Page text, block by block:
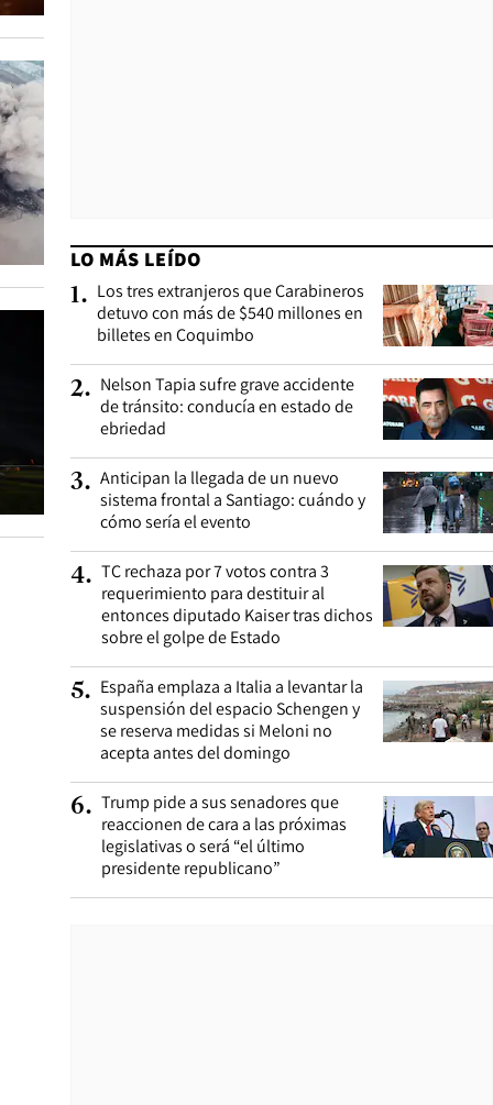
LO MÁS LEÍDO
1. Los tres extranjeros que Carabineros
detuvo con más de $540 millones en
billetes en Coquimbo
2. Nelson Tapia sufre grave accidente
de tránsito: conducía en estado de
ebriedad
3. Anticipan la llegada de un nuevo
sistema frontal a Santiago: cuándo y
cómo sería el evento
4. TC rechaza por 7 votos contra 3
requerimiento para destituir al
entonces diputado Kaiser tras dichos
sobre el golpe de Estado
5. España emplaza a Italia a levantar la
suspensión del espacio Schengen y
se reserva medidas si Meloni no
acepta antes del domingo
6. Trump pide a sus senadores que
reaccionen de cara a las próximas
legislativas o será “el último
presidente republicano”